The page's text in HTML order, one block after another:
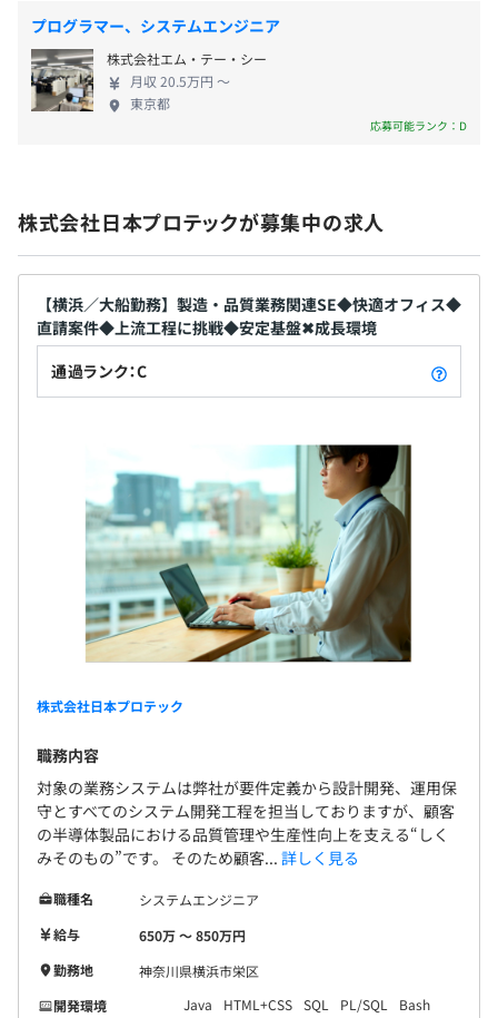
◆ロードマップ研修
IT業界の職種は年を追うごとに複雑化しており、入社時の
目標が一生の目標とは限りません。
入社2～3年目、昇格対象者、当年昇格者を対象にロード
データサイエンスを学び、DX人材として顧客のニーズに
応えられるスキルを習得できます。
テーマ例：機械学習、Python
CPU：Core i7-1165G7、メモリ：16GB、512GB SSDの
縦横回転・給電できるタイプを含んだ24インチ液晶ディ
スプレイを全席に配置しています。
ウォーターフォール、アジャイル、チケット駆動開発
Docker
・通勤手当（月11日以上出社予定の場合、1か月通勤定期
代）
・交通費（実費）
・役職手当（役職による）
※初回は在籍期間に応じて支給
・決算賞与（会社業績による）
※2023年度実績：月給2.4か月分
※2024年度実績：月給3.9か月分
※2025年度実績：月給4.9か月分
※初回は在籍期間に応じて支給
昇給：年1回（4月予定）
※2026年度は【＋10,000円】のベースアップを実施
各種社会保険（健康／介護、厚生年金、雇用、労災）
東京都情報サービス産業健康保険組合（TJK）加入
無期雇用
3カ月（期間中退職金制度未加入、その他の条件は変更ご
ざいません）
前年度の有給休暇の平均取得日数
13.0日
前事業年度の育児休業取得者数／出産者数
役員14.0%
管理職0.0%
プログラマー、システムエンジニア
株式会社エム・テー・シー
月収 20.5万円 〜
東京都
応募可能ランク：D
株式会社日本プロテックが募集中の求人
【横浜／大船勤務】製造・品質業務関連SE◆快適オフィス◆
直請案件◆上流工程に挑戦◆安定基盤✖成長環境
通過ランク：C
株式会社日本プロテック
職務内容
対象の業務システムは弊社が要件定義から設計開発、運用保
守とすべてのシステム開発工程を担当しておりますが、顧客
の半導体製品における品質管理や生産性向上を支える“しく
みそのもの”です。 そのため顧客... 詳しく見る
職種名
システムエンジニア
給与
650万 〜 850万円
勤務地
神奈川県横浜市栄区
開発環境
Java HTML+CSS SQL PL/SQL
Bash